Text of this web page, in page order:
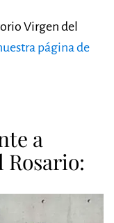
Virgen del
página de
a